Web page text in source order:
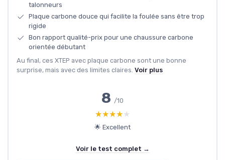
talonneurs
Plaque carbone douce qui facilite la foulée sans être trop
rigide
Bon rapport qualité-prix pour une chaussure carbone
orientée débutant
Au final, ces XTEP avec plaque carbone sont une bonne
surprise, mais avec des limites claires. Voir plus
8 /10
★★★★★
★★★★★
🌟 Excellent
Voir le test complet →